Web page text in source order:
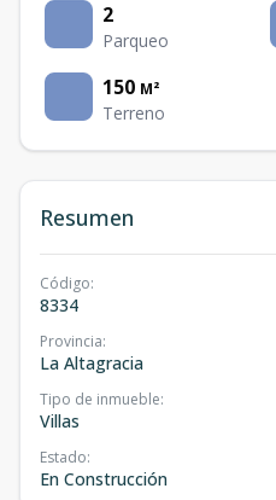
2
Parqueo
150 M²
Terreno
Resumen
Código:
8334
Provincia:
La Altagracia
Tipo de inmueble:
Villas
Estado:
En Construcción